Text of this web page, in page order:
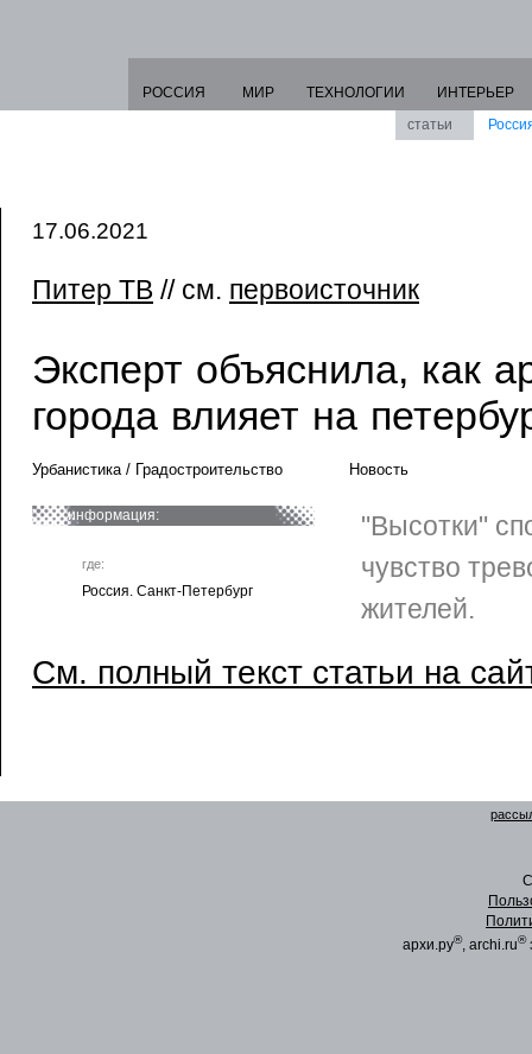
РОССИЯ МИР ТЕХНОЛОГИИ
ИНТЕРЬЕР
статьи
17.06.2021
Питер ТВ // см. первоисточник
Эксперт объяснила, как
города влияет на
Урбанистика / Градостроительство Новость
информация:
где:
Россия. Санкт-Петербург
"Высотки"
чувство
жителей.
См. полный текст статьи на
архи.ру®, archi.ru®